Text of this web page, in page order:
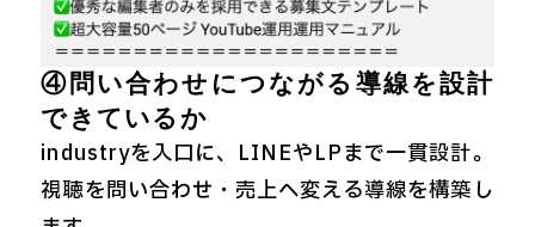
④問い合わせにつながる導線を設計
できているか
industryを入口に、LINEやLPまで一貫設計。
視聴を問い合わせ・売上へ変える導線を構築し